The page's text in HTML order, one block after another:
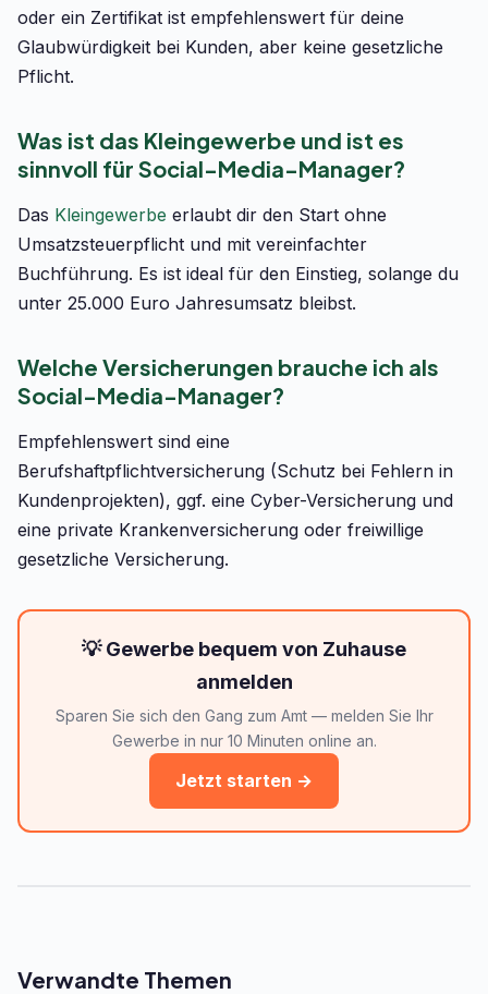
oder ein Zertifikat ist empfehlenswert für deine
Glaubwürdigkeit bei Kunden, aber keine gesetzliche
Pflicht.
Was ist das Kleingewerbe und ist es
sinnvoll für Social-Media-Manager?
Das Kleingewerbe erlaubt dir den Start ohne
Umsatzsteuerpflicht und mit vereinfachter
Buchführung. Es ist ideal für den Einstieg, solange du
unter 25.000 Euro Jahresumsatz bleibst.
Welche Versicherungen brauche ich als
Social-Media-Manager?
Empfehlenswert sind eine
Berufshaftpflichtversicherung (Schutz bei Fehlern in
Kundenprojekten), ggf. eine Cyber-Versicherung und
eine private Krankenversicherung oder freiwillige
gesetzliche Versicherung.
💡 Gewerbe bequem von Zuhause
anmelden
Sparen Sie sich den Gang zum Amt — melden Sie Ihr
Gewerbe in nur 10 Minuten online an.
Jetzt starten →
Verwandte Themen